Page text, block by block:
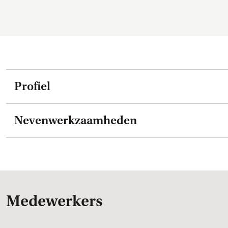
Profiel
Nevenwerkzaamheden
Medewerkers